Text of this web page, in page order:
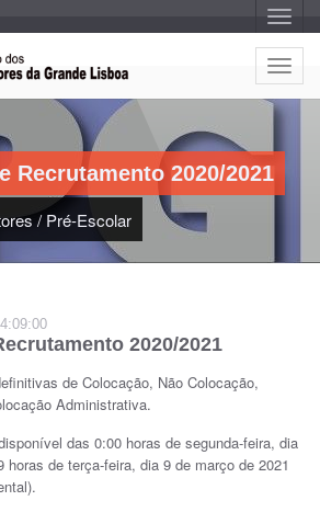
A
l
t
e
r
a
a
g
o
A
l
t
r
a
a
Recrutamento 2020/2021
/Pré-Escolar
2020/2021
de Colocação, Não Colocação,
Administrativa.
das 0:00 horas de segunda-feira, dia
de terça-feira, dia 9 de março de 2021